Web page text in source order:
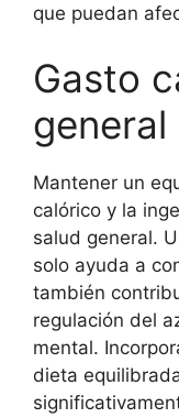
que puedan
Gasto
general
Mantener un
calórico y la
salud general.
solo ayuda a
también
regulación del
mental.
dieta